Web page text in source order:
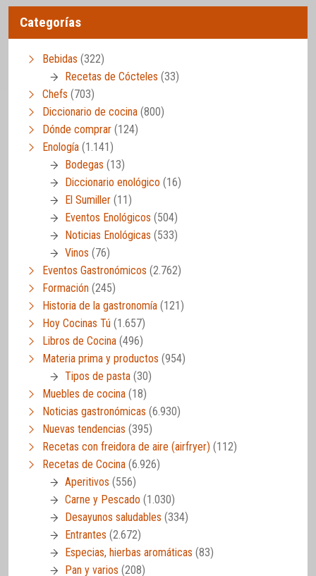
Categorías
Bebidas (322)
Recetas de Cócteles (33)
Chefs (703)
Diccionario de cocina (800)
Dónde comprar (124)
Enología (1.141)
Bodegas (13)
Diccionario enológico (16)
El Sumiller (11)
Eventos Enológicos (504)
Noticias Enológicas (533)
Vinos (76)
Eventos Gastronómicos (2.762)
Formación (245)
Historia de la gastronomía (121)
Hoy Cocinas Tú (1.657)
Libros de Cocina (496)
Materia prima y productos (954)
Tipos de pasta (30)
Muebles de cocina (18)
Noticias gastronómicas (6.930)
Nuevas tendencias (395)
Recetas con freidora de aire (airfryer) (112)
Recetas de Cocina (6.926)
Aperitivos (556)
Carne y Pescado (1.030)
Desayunos saludables (334)
Entrantes (2.672)
Especias, hierbas aromáticas (83)
Pan y varios (208)